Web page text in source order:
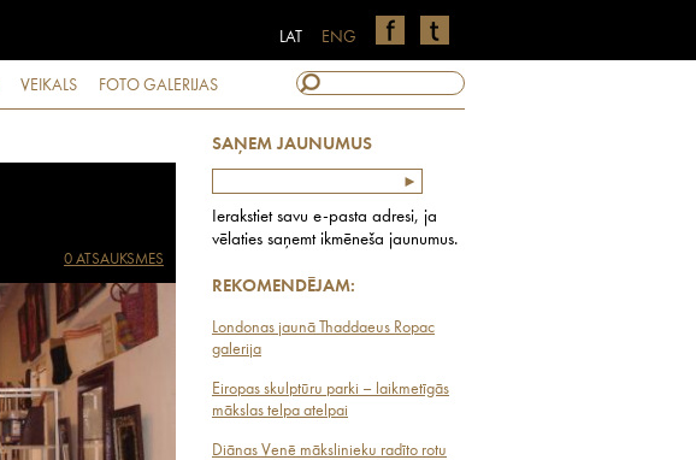
ENG
LAT
VEIKALS FOTO GALERIJAS
SAŅEM JAUNUMUS
Ierakstiet savu e-pasta adresi, ja
vēlaties saņemt ikmēneša jaunumus.
REKOMENDĒJAM:
Londonas jaunā Thaddaeus Ropac
galerija
Eiropas skulptūru parki – laikmetīgās
mākslas telpa atelpai
Diānas Venē mākslinieku radīto rotu
0 ATSAUKSMES